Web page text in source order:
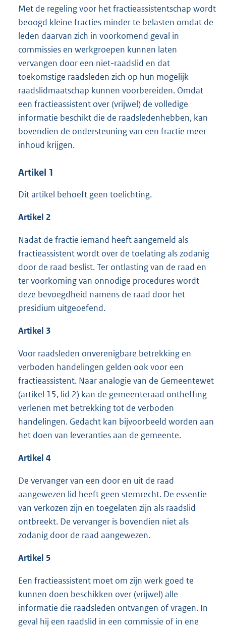
Met de regeling voor het fractieassistentschap wordt
beoogd kleine fracties minder te belasten omdat de
leden daarvan zich in voorkomend geval in
commissies en werkgroepen kunnen laten
vervangen door een niet-raadslid en dat
toekomstige raadsleden zich op hun mogelijk
raadslidmaatschap kunnen voorbereiden. Omdat
een fractieassistent over (vrijwel) de volledige
informatie beschikt die de raadsledenhebben, kan
bovendien de ondersteuning van een fractie meer
inhoud krijgen.
Artikel 1
Dit artikel behoeft geen toelichting.
Artikel 2
Nadat de fractie iemand heeft aangemeld als
fractieassistent wordt over de toelating als zodanig
door de raad beslist. Ter ontlasting van de raad en
ter voorkoming van onnodige procedures wordt
deze bevoegdheid namens de raad door het
presidium uitgeoefend.
Artikel 3
Voor raadsleden onverenigbare betrekking en
verboden handelingen gelden ook voor een
fractieassistent. Naar analogie van de Gemeentewet
(artikel 15, lid 2) kan de gemeenteraad ontheffing
verlenen met betrekking tot de verboden
handelingen. Gedacht kan bijvoorbeeld worden aan
het doen van leveranties aan de gemeente.
Artikel 4
De vervanger van een door en uit de raad
aangewezen lid heeft geen stemrecht. De essentie
van verkozen zijn en toegelaten zijn als raadslid
ontbreekt. De vervanger is bovendien niet als
zodanig door de raad aangewezen.
Artikel 5
Een fractieassistent moet om zijn werk goed te
kunnen doen beschikken over (vrijwel) alle
informatie die raadsleden ontvangen of vragen. In
geval hij een raadslid in een commissie of in ene